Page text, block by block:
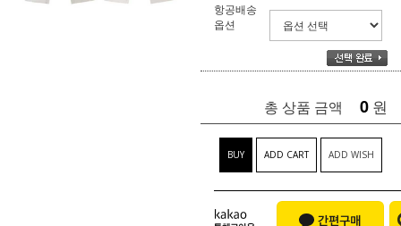
항공배송
옵션
총 상품 금액 0 원
BUY ADD CART ADD WISH